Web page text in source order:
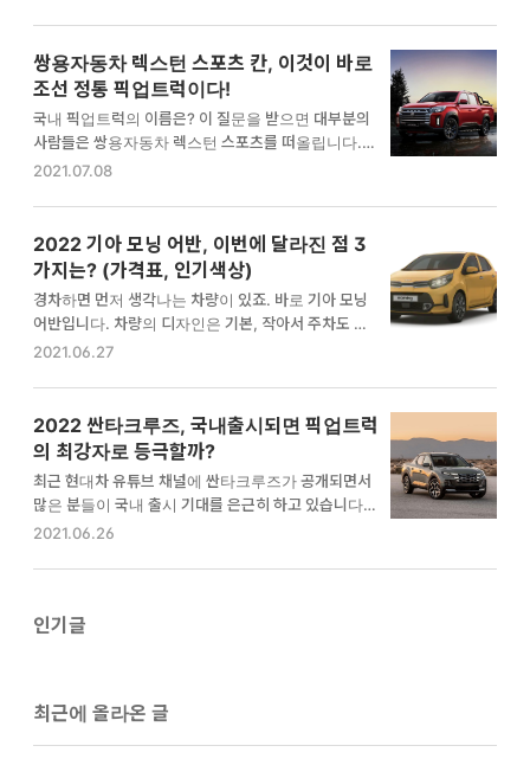
저는 꾸준히 잘 팔리는 현대자동차의 판매량 1위입니
다. 그런데 갑자기 그랜저 르블랑이라는 새로운 이름이
붙여지면서 대대적인 마케팅을 시작했습니다. 왜 그럴
까요? 아마도 같은 계열사에서 출시한 K8의 신차효과
가 쏠쏠했기 때문입니다. 그렇다고 현대차 판매 1위 그
랜저도 그냥 바라보고만 있을 수 없었죠. 하지만 그랜저
풀체인지하기에는 조금 이른 시기였습니다. 그래서 등
래 글을 참고해주세요. 202…
쌍용자동차 렉스턴 스포츠 칸, 이것이 바로
조선 정통 픽업트럭이다!
국내 픽업트럭의 이름은? 이 질문을 받으면 대부분의
사람들은 쌍용자동차 렉스턴 스포츠를 떠올립니다. 그
만큼 픽업트럭의 불모지와 같던 한국에서 꾸준히 만들
준히 만든 쌍용자동차와 렉스턴 스포츠를 가르키며 이
라는 애칭 붙었습니다. 과연 조선 정통 픽업트럭인 렉스
턴 스포츠 칸, 어떤 점이 새로워졌는지 자세히 알려드리
겠습니다. 연비 및 스펙 - 출시일 : 2021.04 - 엔진 : 디
젤 2.2 - 배기량 : 2157cc - 복합연비 : 10.3km/l 외관
렉스턴 스포츠 칸을 보고 드는 느낌은 단 한가지 입니
다. 픽업트럭답게 차량 뒷면에 싣는 거대한 짐들이 가장
2021.07.08
2022 기아 모닝 어반, 이번에 달라진 점 3
가지는? (가격표, 인기색상)
경차하면 먼저 생각나는 차량이 있죠. 바로 기아 모닝
어반입니다. 차량의 디자인은 기본, 작아서 주차도 편리
하고, 연비도 뛰어나 실용성을 중시하는 분들 사이에서
되었습니다. 작년에 모닝 어반이 나온 이후 새로 출시된
2022년형 모델인데, 어떤 점이 달라졌는지, 그리고 기
아 모닝 가격표는 어떻게 바뀌었는지 자세히 알려드릴
께요. 2022 기아 모닝 어반 무엇이 달라졌을까? 이번
에 변화는 2021 기아 모닝 어반에 비하면 소소하게 달
라졌습니다. 자동차 회사들은 매년 새로운 제품을 출시
하면서 아예 바뀐 신차를 내놓기도 하지만 연식을 바꾸
2021.06.27
2022 싼타크루즈, 국내출시되면 픽업트럭
의 최강자로 등극할까?
최근 현대차 유튜브 채널에 싼타크루즈가 공개되면서
많은 분들이 국내 출시 기대를 은근히 하고 있습니다.
투싼을 베이스로 한 픽업트럭인 싼타크루즈 스펙과 그
일까? 싼타크루즈 이야기는 2015년 미국 디트로이트
었는데 그로부터 6년 뒤 현대차에서는 싼타크루즈를 정
고 있고, 소형 픽업트럭이 좋은 기회라 될 것이라 생각
했다." "그 당시 투싼의 플랫폼은 오래되었고 많은 것을
2021.06.26
인기글
최근에 올라온 글